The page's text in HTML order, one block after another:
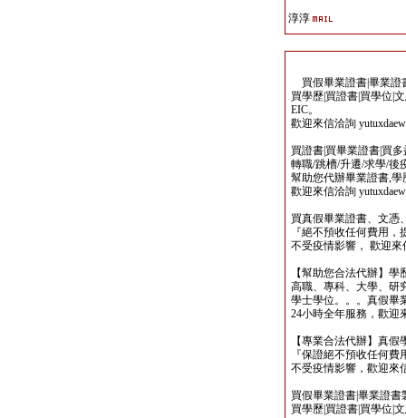
淳淳
買假畢業證書|畢業證
買學歷|買證書|買學位|
EIC。
歡迎來信洽詢
買證書|買畢業證書|買多
轉職/跳槽/升遷/求學/後
幫助您代辦畢業證書,學
歡迎來信洽詢
買真假畢業證書、文憑
『絕不預收任何費用
不受疫情影響， 歡迎來
【幫助您合法代辦】
高職、專科、大學、研
學士學位。。。真假畢
24小時全年服務，歡迎
【專業合法代辦】真
『保證絕不預收任何
不受疫情影響，歡迎來
買假畢業證書|畢業證書
買學歷|買證書|買學位|